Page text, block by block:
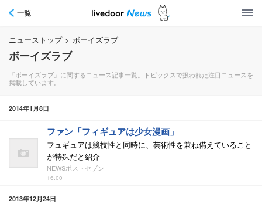
一覧
ニューストップ > ボーイズラブ
ボーイズラブ
『ボーイズラブ』に関するニュース記事一覧。トピックスで扱われた注目ニュースを
掲載しています。
2014年1月8日
ファン「フィギュアは少女漫画」
フュギュアは競技性と同時に、芸術性を兼ね備えていること
が特殊だと紹介
NEWSポストセブン
16:00
2013年12月24日